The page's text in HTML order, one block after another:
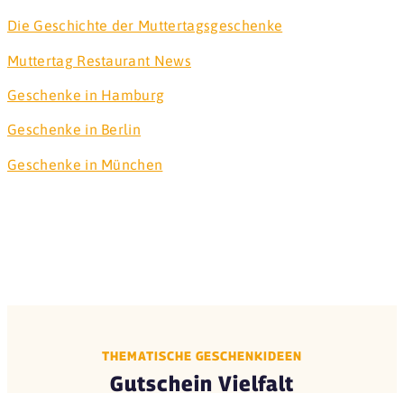
Die Geschichte der Muttertagsgeschenke
Muttertag Restaurant News
Geschenke in Hamburg
Geschenke in Berlin
Geschenke in München
THEMATISCHE GESCHENKIDEEN
Gutschein Vielfalt